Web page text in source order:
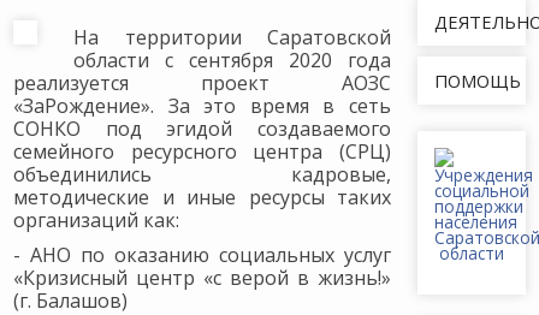
На территории Саратовской
области с сентября 2020 года
реализуется проект АОЗС
«ЗаРождение». За это время в сеть
СОНКО под эгидой создаваемого
семейного ресурсного центра (СРЦ)
объединились кадровые,
методические и иные ресурсы таких
организаций как:
- АНО по оказанию социальных услуг
«Кризисный центр «с верой в жизнь!»
(г. Балашов)
ПОМОЩЬ